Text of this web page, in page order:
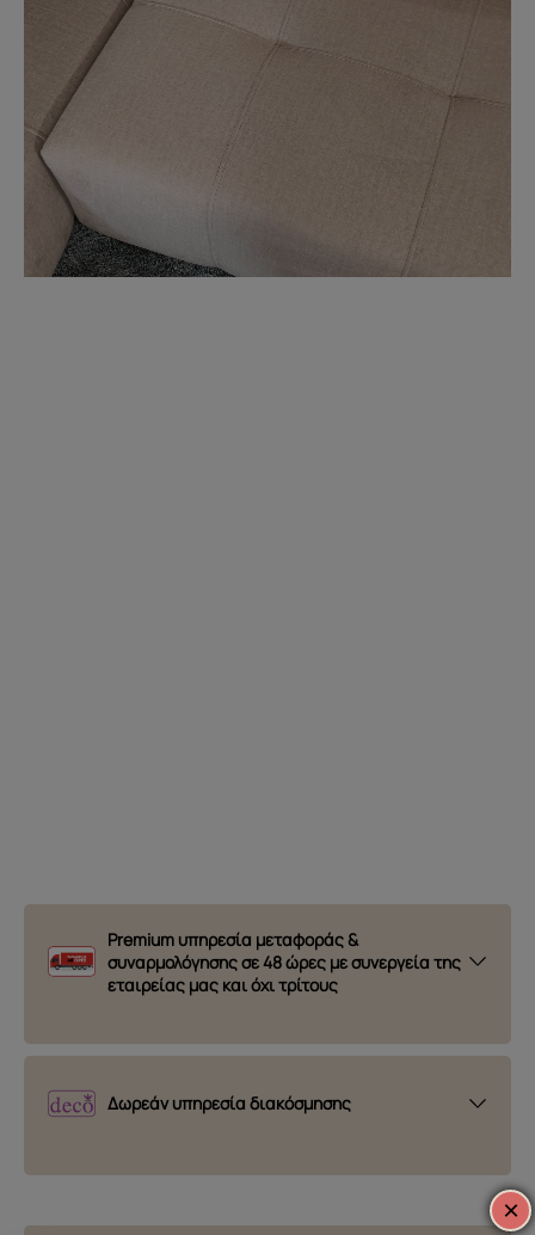
Premium υπηρεσία μεταφοράς &
συναρμολόγησης σε 48 ώρες με συνεργεία της
εταιρείας μας και όχι τρίτους
Δωρεάν υπηρεσία διακόσμησης
×